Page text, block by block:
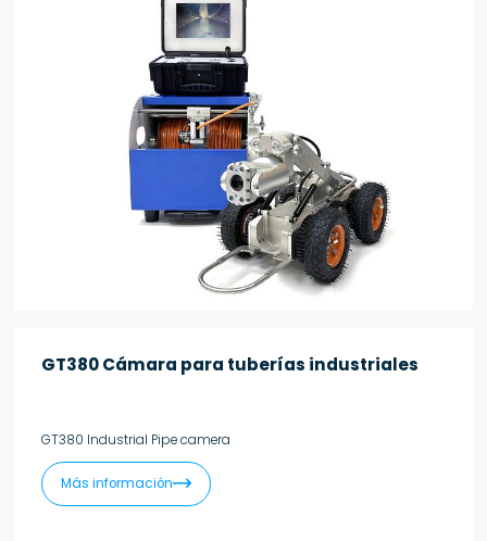
GT380 Cámara para tuberías industriales
GT380 Industrial Pipe camera
Más información